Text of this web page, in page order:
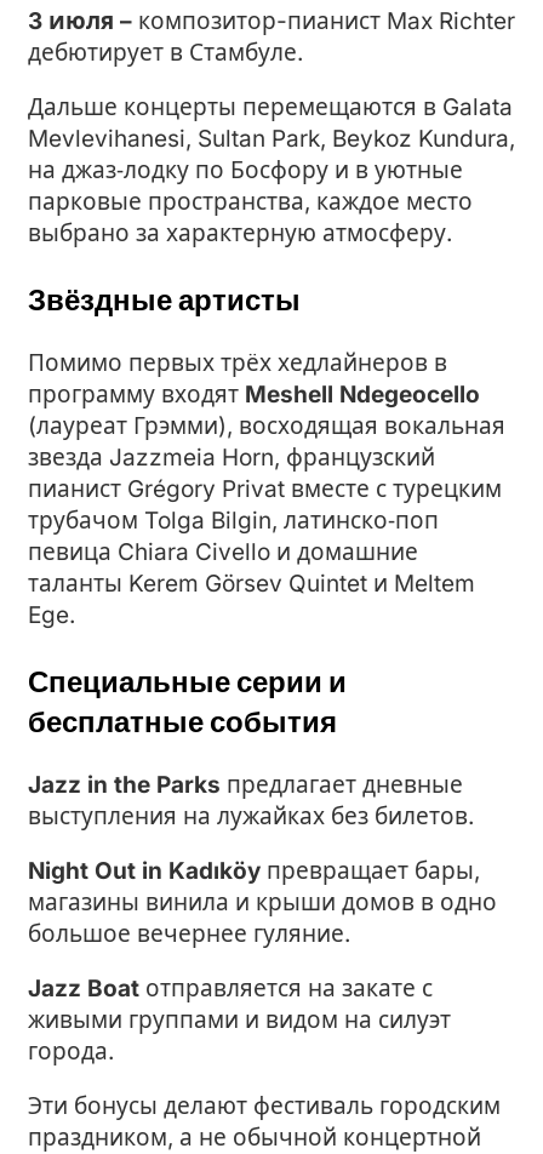
3 июля – композитор-пианист Max Richter
дебютирует в Стамбуле.
Дальше концерты перемещаются в Galata
Mevlevihanesi, Sultan Park, Beykoz Kundura,
на джаз‑лодку по Босфору и в уютные
парковые пространства, каждое место
выбрано за характерную атмосферу.
Звёздные артисты
Помимо первых трёх хедлайнеров в
программу входят Meshell Ndegeocello
(лауреат Грэмми), восходящая вокальная
звезда Jazzmeia Horn, французский
пианист Grégory Privat вместе с турецким
трубачом Tolga Bilgin, латинско‑поп
певица Chiara Civello и домашние
таланты Kerem Görsev Quintet и Meltem
Ege.
Специальные серии и
бесплатные события
Jazz in the Parks предлагает дневные
выступления на лужайках без билетов.
Night Out in Kadıköy превращает бары,
магазины винила и крыши домов в одно
большое вечернее гуляние.
Jazz Boat отправляется на закате с
живыми группами и видом на силуэт
города.
Эти бонусы делают фестиваль городским
праздником, а не обычной концертной